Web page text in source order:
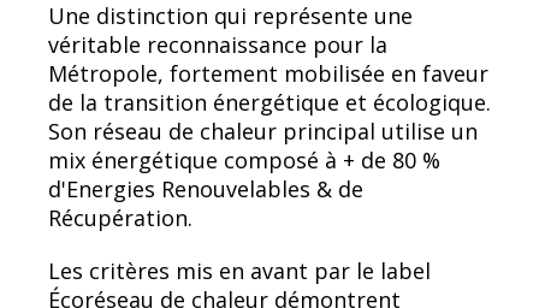
Une distinction qui représente une
véritable reconnaissance pour la
Métropole, fortement mobilisée en faveur
de la transition énergétique et écologique.
Son réseau de chaleur principal utilise un
mix énergétique composé à + de 80 %
d'Energies Renouvelables & de
Récupération.
Les critères mis en avant par le label
Écoréseau de chaleur démontrent